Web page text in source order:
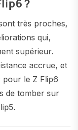
?
très proches,
qui,
supérieur.
accrue, et
le Z Flip6
de tomber sur